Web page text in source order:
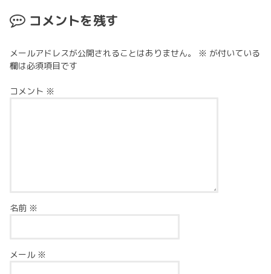
コメントを残す
メールアドレスが公開されることはありません。 ※ が付いている
欄は必須項目です
コメント ※
名前 ※
メール ※